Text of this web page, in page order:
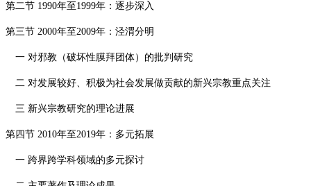
第二节 1990年至 1999年：逐步深入
第三节 2000年至 2009年：泾渭分明
一 对邪教（破坏性膜拜团体）的批判研究
二 对发展较好、积极为社会发展做贡献的新兴宗教重点关注
三 新兴宗教研究的理论进展
第四节 2010年至 2019年：多元拓展
一 跨界跨学科领域的多元探讨